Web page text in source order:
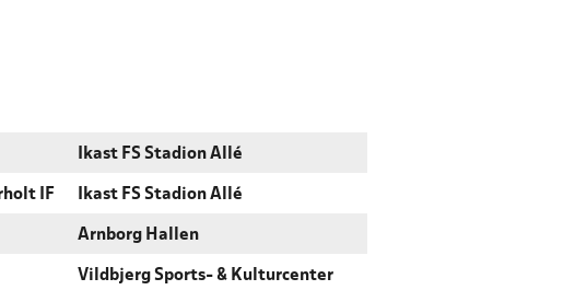
Ikast FS Stadion Allé
IF Ikast FS Stadion Allé
Arnborg Hallen
Vildbjerg Sports- & Kulturcenter